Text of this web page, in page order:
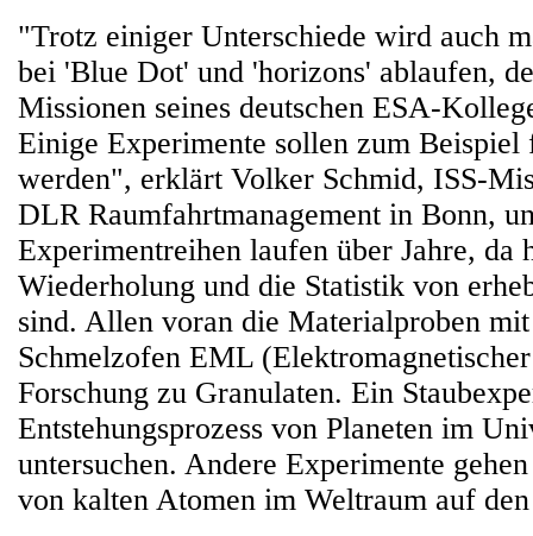
"Trotz einiger Unterschiede wird auch
bei 'Blue Dot' und 'horizons' ablaufen,
Missionen seines deutschen ESA-
Einige Experimente sollen zum Beispiel
werden", erklärt Volker Schmid, ISS-
DLR Raumfahrtmanagement in Bonn,
Experimentreihen laufen über Jahre, da
Wiederholung und die Statistik von
sind. Allen voran die Materialproben
Schmelzofen EML
Forschung zu Granulaten. Ein
Entstehungsprozess von Planeten im
untersuchen. Andere Experimente
von kalten Atomen im Weltraum auf